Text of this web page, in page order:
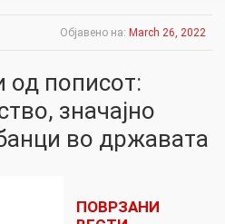
Објавено на: March 26, 2022
од пописот:
значајно
во државата
ПОВРЗАНИ